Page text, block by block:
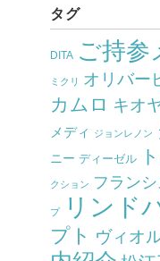
タグ
DITA ご持参
ミクリ オリバー
カムロ キオ
メディ
ジョンレノン
ニー ディーゼル
クション フラン
プ リンド
プト ヴィオ